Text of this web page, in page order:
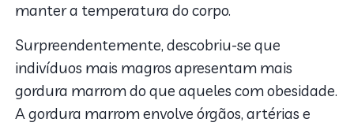
manter a temperatura do corpo.
Surpreendentemente, descobriu-se que
indivíduos mais magros apresentam mais
gordura marrom do que aqueles com obesidade.
A gordura marrom envolve órgãos, artérias e